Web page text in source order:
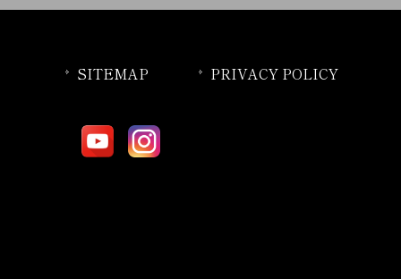
SITEMAP PRIVACY POLICY